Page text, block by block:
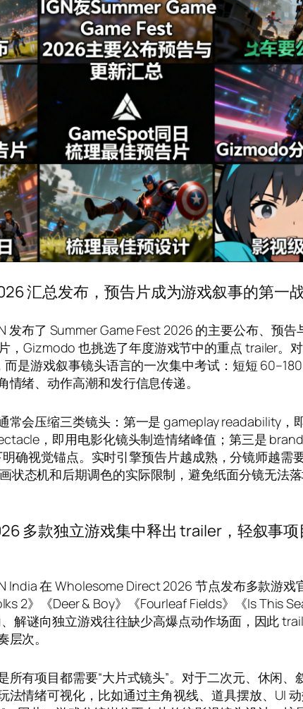
汇总发布，预告片成为游戏叙事的第一
发布了 Summer Game Fest 2026 的主要公布、预告
，Gizmodo 也挑选了年度游戏节中的重点 trailer。
而是游戏叙事镜头语言的一次集中考试：短短
绪、动作高潮和发行信息传递。
常会压缩三类镜头：第一是 gameplay readability，
，即用电影化镜头制造情绪峰值；第三是
确视觉锚点。实时引擎预告片越成熟，分镜师越需
状态机和后期调色的实际限制，避免纸面分镜无法
多款独立游戏集中释出 trailer，轻叙事
India 在 Wholesome Direct 2026 节点发布多款游戏
2》《Deer & Boy》《Fourleaf Fields》《Is This
解谜向独立游戏往往缺少高爆点动作场面，因此
次。
所有项目都需要“大片式镜头”。对于二次元、休闲、
法情绪可视化，比如通过主角视线、道具摆放、UI